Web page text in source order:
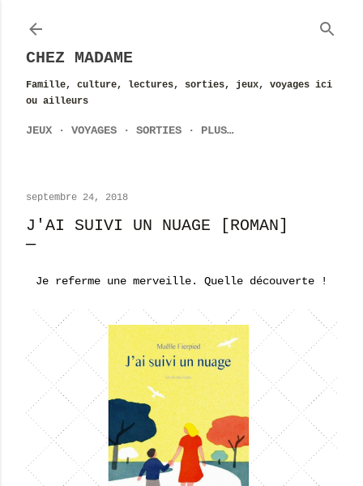
CHEZ MADAME
Famille, culture, lectures, sorties, jeux, voyages ici
ou ailleurs
JEUX VOYAGES SORTIES PLUS…
septembre 24, 2018
J'AI SUIVI UN NUAGE [ROMAN]
Je referme une merveille. Quelle découverte !